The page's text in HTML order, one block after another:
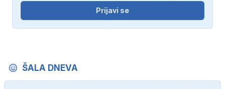
Prijavi se
ŠALA DNEVA